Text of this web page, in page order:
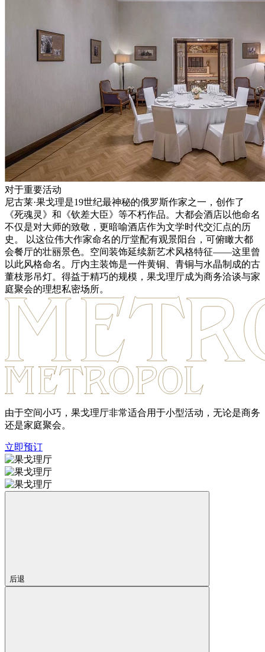
对于重要活动
尼古莱·果戈理是19世纪最神秘的俄罗斯作家之一，创作了
《死魂灵》和《钦差大臣》等不朽作品。大都会酒店以他命名
不仅是对大师的致敬，更暗喻酒店作为文学时代交汇点的历
史。 以这位伟大作家命名的厅堂配有观景阳台，可俯瞰大都
会餐厅的壮丽景色。空间装饰延续新艺术风格特征––––这里曾
以此风格命名。厅内主装饰是一件黄铜、青铜与水晶制成的古
董枝形吊灯。得益于精巧的规模，果戈理厅成为商务洽谈与家
庭聚会的理想私密场所。
由于空间小巧，果戈理厅非常适合用于小型活动，无论是商务
还是家庭聚会。
立即预订
后退